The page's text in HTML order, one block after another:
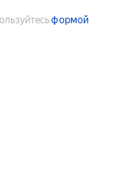
формой